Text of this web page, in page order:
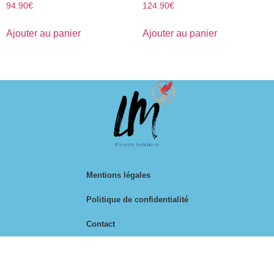
94.90€
Ajouter au panier
124.90€
Ajouter au panier
Mentions légales
Politique de confidentialité
Contact